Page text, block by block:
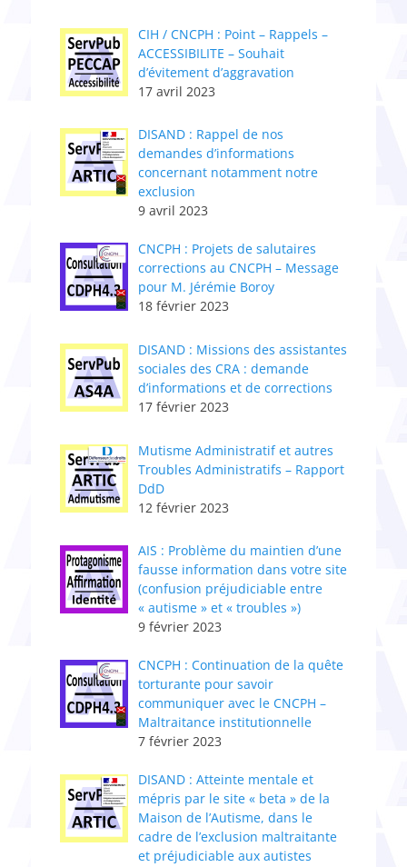
CIH / CNCPH : Point – Rappels –
ACCESSIBILITE – Souhait
d’évitement d’aggravation
17 avril 2023
DISAND : Rappel de nos
demandes d’informations
concernant notamment notre
exclusion
9 avril 2023
CNCPH : ​Projets de salutaires
corrections au CNCPH – Message
pour M. Jérémie Boroy
18 février 2023
DISAND : Missions des assistantes
sociales des CRA : demande
d’informations et de corrections
17 février 2023
Mutisme Administratif et autres
Troubles Administratifs – Rapport
DdD
12 février 2023
AIS : Problème du maintien d’une
fausse information dans votre site
(confusion préjudiciable entre
« autisme » et « troubles »)
9 février 2023
CNCPH : ​Continuation de la quête
torturante pour savoir
communiquer avec le CNCPH –
Maltraitance institutionnelle
7 février 2023
DISAND : Atteinte mentale et
mépris par le site « beta » de la
Maison de l’Autisme, dans le
cadre de l’exclusion maltraitante
et préjudiciable aux autistes